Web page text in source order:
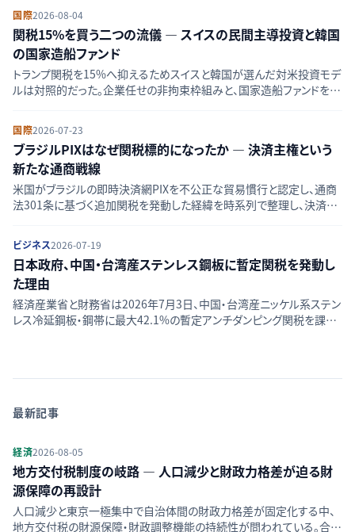
国際2026-08-04
関税15%を買う二つの流儀 — スイスの民間主導投資と韓国
の国家造船ファンド
トランプ関税を15%へ抑えるためスイスと韓国が選んだ対米投資モデ
ルは対照的だった。企業任せの非拘束枠組みと、国家造船ファンドを核
国際2026-07-23
ブラジルPIXはなぜ関税標的になったか — 決済主権という
新たな通商戦線
米国がブラジルの即時決済網PIXを不公正な貿易慣行と認定し、通商
法301条に基づく追加関税を発動した経緯を時系列で整理し、決済イ
ビジネス2026-07-19
日本政府、中国・台湾産ステンレス鋼板に暫定関税を発動し
た理由
経済産業省と財務省は2026年7月3日、中国・台湾産ニッケル系ステン
レス冷延鋼板・鋼帯に最大42.1%の暫定アンチダンピング関税を課す
最新記事
経済2026-08-05
地方交付税制度の岐路 — 人口減少と財政力格差が迫る財
源保障の再設計
人口減少と東京一極集中で自治体間の財政力格差が固定化する中、
地方交付税の財源保障・財政調整機能の持続性が問われている。合併